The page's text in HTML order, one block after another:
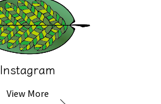
Instagram
View More